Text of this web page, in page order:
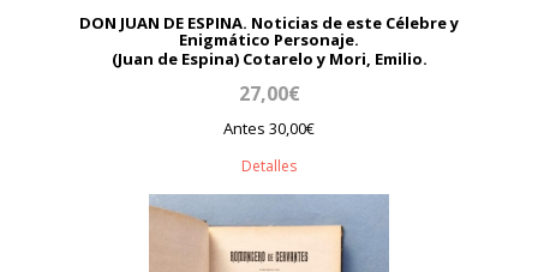
DON JUAN DE ESPINA. Noticias de este Célebre y
Enigmático Personaje.
(Juan de Espina) Cotarelo y Mori, Emilio.
27,00€
Antes 30,00€
Detalles